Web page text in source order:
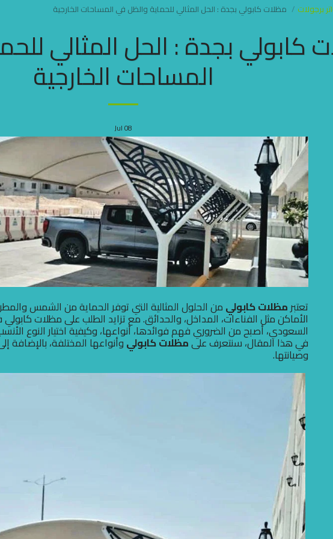
برجولات مظلات كابولي بجدة : الحل المثالي للحماية والظل في المساحات الخارجية
كابولي بجدة : الحل المثالي
المساحات الخارجية
08
Jul
تعتبر مظلات كابولي من الحلول المثالية التي توفر الحماية من الشمس
الأماكن مثل الفناءات، المداخل، والحدائق. مع تزايد الطلب على مظلات
السعودي، أصبح من الضروري فهم فوائدها، أنواعها، وكيفية اختيار النوع
في هذا المقال، سنتعرف علىمظلات كابولي وأنواعها المختلفة، بالإضافة
وصيانتها.